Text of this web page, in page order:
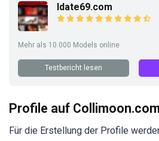
Idate69.com
Mehr als 10.000 Models online
Testbericht lesen
Profile auf Collimoon.com
Für die Erstellung der Profile